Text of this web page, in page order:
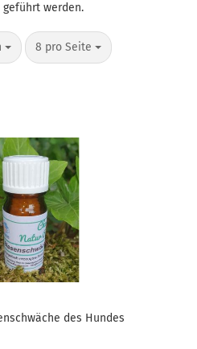
werden.
8 pro Seite
pro Seite
des Hundes